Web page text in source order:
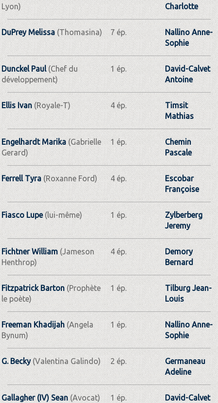
Lyon) Charlotte
DuPrey Melissa(Thomasina) 7 ép.
Nallino Anne-
Sophie
Dunckel Paul (Chef du
développement)
1 ép.
David-Calvet
Antoine
Ellis Ivan (Royale-T) 4 ép.
Timsit
Mathias
Engelhardt Marika (Gabrielle
Gerard)
1 ép.
Chemin
Pascale
Ferrell Tyra(Roxanne Ford) 4 ép.
Escobar
Françoise
Fiasco Lupe(lui-même) 1 ép.
Zylberberg
Jeremy
Fichtner William (Jameson
Henthrop)
4 ép.
Demory
Bernard
Fitzpatrick Barton(Prophète
le poète)
1 ép.
Tilburg Jean-
Louis
Freeman Khadijah (Angela
Bynum)
1 ép.
Nallino Anne-
Sophie
G. Becky(Valentina Galindo) 2 ép.
Germaneau
Adeline
Gallagher (IV) Sean (Avocat) 1 ép.
David-Calvet